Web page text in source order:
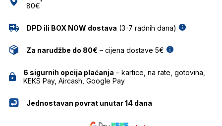
80€
DPD ili BOX NOW dostava (3-7 radnih dana)
Za narudžbe do 80€ – cijena dostave 5€
6 sigurnih opcija plaćanja – kartice, na rate, gotovina,
KEKS Pay, Aircash, Google Pay
Jednostavan povrat unutar 14 dana